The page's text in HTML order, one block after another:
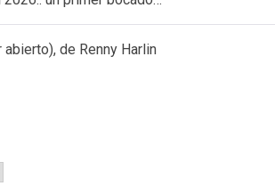
abierto), de Renny Harlin